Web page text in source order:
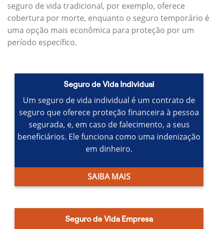
seguro de vida tradicional, por exemplo, oferece
cobertura por morte, enquanto o seguro temporário é
uma opção mais econômica para proteção por um
período específico.
Seguro de Vida Individual
Um seguro de vida individual é um contrato de
seguro que oferece proteção financeira à pessoa
segurada, e, em caso de falecimento, a seus
beneficiários. Ele funciona como uma indenização
em dinheiro.
SAIBA MAIS
Seguro de Vida Empresa